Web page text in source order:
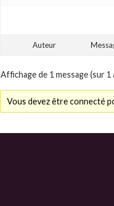
Auteur
Affichage de 1 message (sur 1
Vous devez être connecté